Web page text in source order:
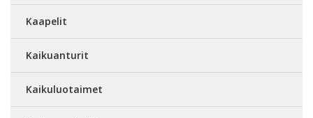
Kaapelit
Kaikuanturit
Kaikuluotaimet